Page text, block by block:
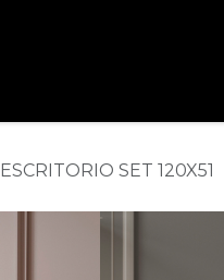
ESCRITORIO SET 120X51